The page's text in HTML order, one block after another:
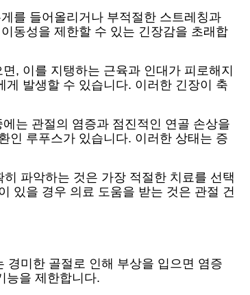
를 들어올리거나 부적절한 스트레칭과
동성을 제한할 수 있는 긴장감을 초래합
, 이를 지탱하는 근육과 인대가 피로해지
발생할 수 있습니다. 이러한 긴장이 축
는 관절의 염증과 점진적인 연골 손상을
인 루푸스가 있습니다. 이러한 상태는 증
파악하는 것은 가장 적절한 치료를 선택
있을 경우 의료 도움을 받는 것은 관절 건
경미한 골절로 인해 부상을 입으면 염증
능을 제한합니다.